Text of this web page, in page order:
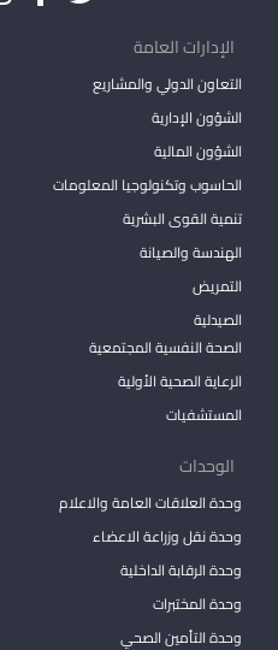
الإدارات العامة
التعاون الدولي والمشاريع
الشؤون الإدارية
الشؤون المالية
الحاسوب وتكنولوجيا المعلومات
تنمية القوى البشرية
الهندسة والصيانة
التمريض
الصيدلية
الصحة النفسية المجتمعية
الرعاية الصحية الأولية
المستشفيات
الوحدات
وحدة العلاقات العامة والاعلام
وحدة نقل وزراعة الاعضاء
وحدة الرقابة الداخلية
وحدة المختبرات
وحدة التأمين الصحي